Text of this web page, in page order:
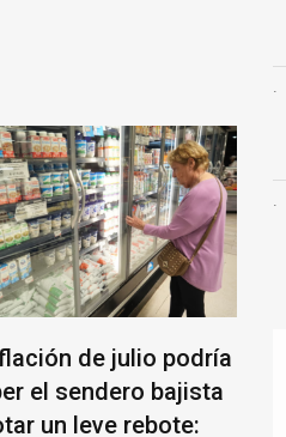
de julio podría
el sendero bajista
un leve rebote: